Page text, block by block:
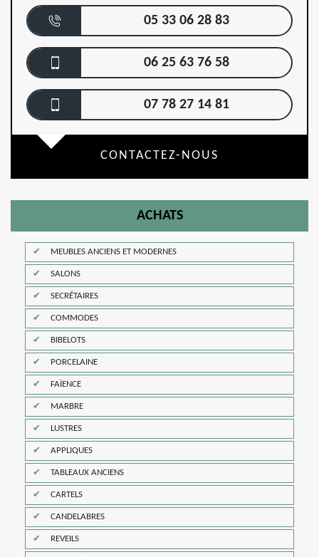
05 33 06 28 83
06 25 63 76 58
07 78 27 14 81
CONTACTEZ-NOUS
ACHATS
MEUBLES ANCIENS ET MODERNES
SALONS
SECRÉTAIRES
COMMODES
BIBELOTS
PORCELAINE
FAÏENCE
MARBRE
LUSTRES
APPLIQUES
TABLEAUX ANCIENS
CARTELS
CANDELABRES
REVEILS